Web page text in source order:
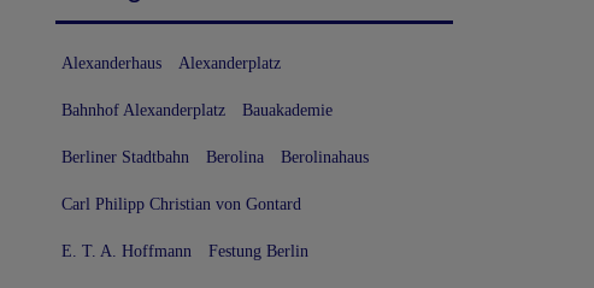
Alexanderhaus Alexanderplatz
Bahnhof Alexanderplatz Bauakademie
Berliner Stadtbahn Berolina Berolinahaus
Carl Philipp Christian von Gontard
E. T. A. Hoffmann Festung Berlin